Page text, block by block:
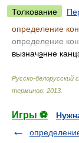
Толкование
определение
определение
вызначэнне
Русско-белорусский
терминов 2013
Игры ⚽